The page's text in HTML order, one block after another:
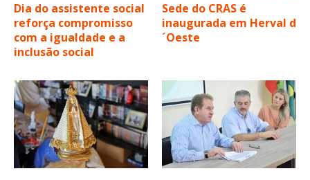
Dia do assistente social
reforça compromisso
com a igualdade e a
inclusão social
Sede do CRAS é
inaugurada em Herval d
´Oeste